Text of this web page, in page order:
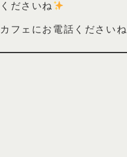
ださいね
フェにお電話くださいね